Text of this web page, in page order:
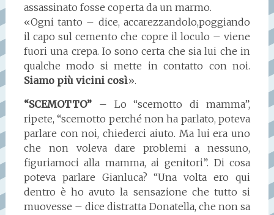
assassinato fosse coperta da un marmo.
«Ogni tanto – dice, accarezzandolo,poggiando
il capo sul cemento che copre il loculo – viene
fuori una crepa. Io sono certa che sia lui che in
qualche modo si mette in contatto con noi.
Siamo più vicini così».
“SCEMOTTO” – Lo “scemotto di mamma”,
ripete, “scemotto perché non ha parlato, poteva
parlare con noi, chiederci aiuto. Ma lui era uno
che non voleva dare problemi a nessuno,
figuriamoci alla mamma, ai genitori”. Di cosa
poteva parlare Gianluca? “Una volta ero qui
dentro è ho avuto la sensazione che tutto si
muovesse – dice distratta Donatella, che non sa